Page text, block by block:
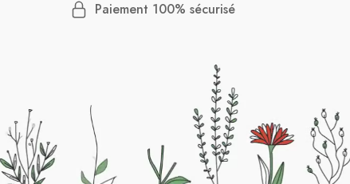
Paiement 100% sécurisé